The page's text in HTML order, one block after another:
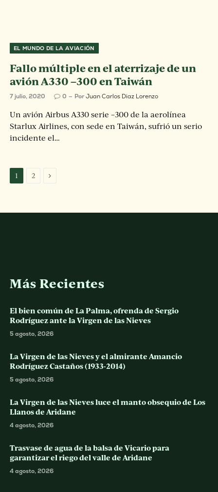
EL MUNDO DE LA AVIACIÓN
Fallo múltiple en el aterrizaje de un
avión A330 –300 en Taiwán
7 julio, 2020 0 PorJuan Carlos Diaz Lorenzo
Un avión Airbus A330 serie –300 de la aerolínea
Starlux Airlines, con sede en Taiwán, sufrió un serio
incidente el…
1 2 Next
Más Recientes
El bien común de La Palma, ofrenda de Sergio
Rodríguez ante la Virgen de las Nieves
5 agosto, 2026
La Virgen de las Nieves y el almirante Amancio
Rodríguez Castaños (1933-2014)
5 agosto, 2026
La Virgen de las Nieves luce el manto obsequio de Los
Llanos de Aridane
4 agosto, 2026
Trasvase de agua de la balsa de Vicario para
garantizar el riego del valle de Aridane
4 agosto, 2026